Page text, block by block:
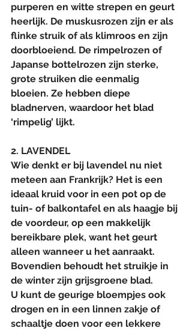
purperen en witte strepen en geurt
heerlijk. De muskusrozen zijn er als
flinke struik of als klimroos en zijn
doorbloeiend. De rimpelrozen of
Japanse bottelrozen zijn sterke,
grote struiken die eenmalig
bloeien. Ze hebben diepe
bladnerven, waardoor het blad
‘rimpelig’ lijkt.
2. LAVENDEL
Wie denkt er bij lavendel nu niet
meteen aan Frankrijk? Het is een
ideaal kruid voor in een pot op de
tuin- of balkontafel en als haagje bij
de voordeur, op een makkelijk
bereikbare plek, want het geurt
alleen wanneer u het aanraakt.
Bovendien behoudt het struikje in
de winter zijn grijsgroene blad.
U kunt de geurige bloempjes ook
drogen en in een linnen zakje of
schaaltje doen voor een lekkere